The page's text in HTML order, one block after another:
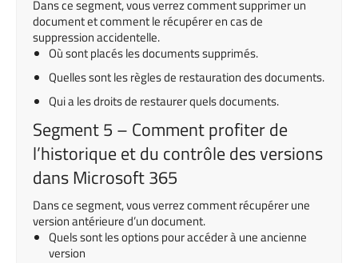
Dans ce segment, vous verrez comment supprimer un
document et comment le récupérer en cas de
suppression accidentelle.
Où sont placés les documents supprimés.
Quelles sont les règles de restauration des documents.
Qui a les droits de restaurer quels documents.
Segment 5 – Comment profiter de
l’historique et du contrôle des versions
dans Microsoft 365
Dans ce segment, vous verrez comment récupérer une
version antérieure d’un document.
Quels sont les options pour accéder à une ancienne
version